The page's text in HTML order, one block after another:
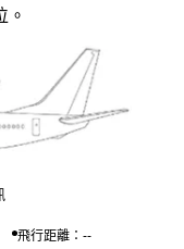
。
飛行距離：--